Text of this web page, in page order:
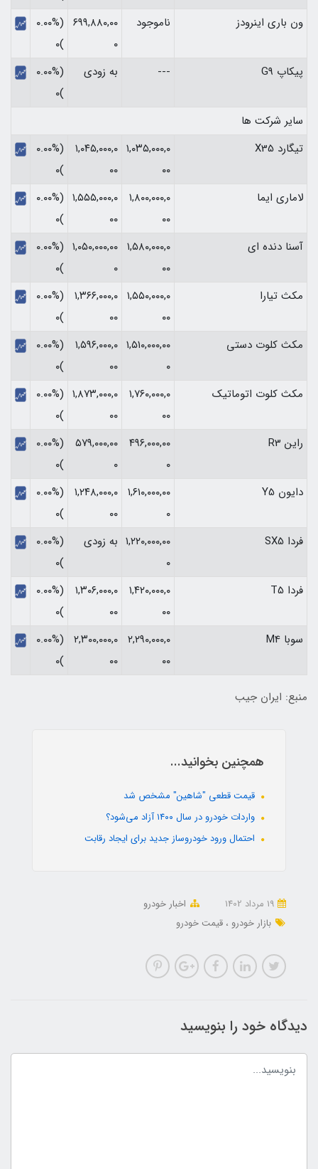
ون باری اینرودز
ناموجود
۶۹۹,۸۸۰,۰۰
۰
(۰.۰۰%
)۰
پیکاپ G9
--- به زودی
(۰.۰۰%
)۰
سایر شرکت ها
تیگارد X35
۱,۰۳۵,۰۰۰,۰
۰۰
۱,۰۴۵,۰۰۰,۰
۰۰
(۰.۰۰%
)۰
لاماری ایما
۱,۸۰۰,۰۰۰,۰
۰۰
۱,۵۵۵,۰۰۰,۰
۰۰
(۰.۰۰%
)۰
آسنا دنده ای
۱,۵۸۰,۰۰۰,۰
۰۰
۱,۰۵۰,۰۰۰,۰۰
۰
(۰.۰۰%
)۰
مکث تیارا
۱,۵۵۰,۰۰۰,۰
۰۰
۱,۳۶۶,۰۰۰,۰
۰۰
(۰.۰۰%
)۰
مکث کلوت دستی
۱,۵۱۰,۰۰۰,۰۰
۰
۱,۵۹۶,۰۰۰,۰
۰۰
(۰.۰۰%
)۰
مکث کلوت اتوماتیک
۱,۷۶۰,۰۰۰,۰
۰۰
۱,۸۷۳,۰۰۰,۰
۰۰
(۰.۰۰%
)۰
راین R3
۴۹۶,۰۰۰,۰۰
۰
۵۷۹,۰۰۰,۰۰
۰
(۰.۰۰%
)۰
دایون Y5
۱,۶۱۰,۰۰۰,۰۰
۰
۱,۲۴۸,۰۰۰,۰
۰۰
(۰.۰۰%
)۰
فردا SX5
۱,۲۲۰,۰۰۰,۰۰
۰
به زودی
(۰.۰۰%
)۰
فردا T5
۱,۴۲۰,۰۰۰,۰
۰۰
۱,۳۰۶,۰۰۰,۰
۰۰
(۰.۰۰%
)۰
سوبا M4
۲,۲۹۰,۰۰۰,۰
۰۰
۲,۳۰۰,۰۰۰,۰
۰۰
(۰.۰۰%
)۰
منبع: ایران جیب
همچنین بخوانید...
قیمت قطعی "شاهین" مشخص شد
واردات خودرو در سال ۱۴۰۰ آزاد می‌شود؟
احتمال ورود خودروساز جدید برای ایجاد رقابت
اخبار خودرو
بازار خودرو
قیمت خودرو
دیدگاه خود را بنویسید